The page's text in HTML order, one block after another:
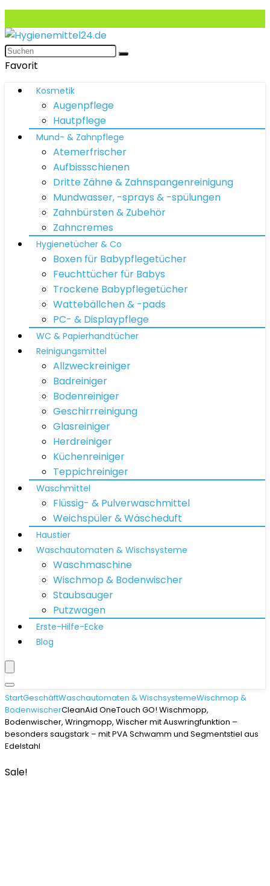
Favorit
Kosmetik
Augenpflege
Hautpflege
Mund- & Zahnpflege
Atemerfrischer
Aufbissschienen
Dritte Zähne & Zahnspangenreinigung
Mundwasser, -sprays & -spülungen
Zahnbürsten & Zubehör
Zahncremes
Hygienetücher & Co
Boxen für Babypflegetücher
Feuchttücher für Babys
Trockene Babypflegetücher
Wattebällchen & -pads
PC- & Displaypflege
WC & Papierhandtücher
Reinigungsmittel
Allzweckreiniger
Badreiniger
Bodenreiniger
Geschirrreinigung
Glasreiniger
Herdreiniger
Küchenreiniger
Teppichreiniger
Waschmittel
Flüssig- & Pulverwaschmittel
Weichspüler & Wäscheduft
Haustier
Waschautomaten & Wischsysteme
Waschmaschine
Wischmop & Bodenwischer
Staubsauger
Putzwagen
Erste-Hilfe-Ecke
Blog
StartGeschäftWaschautomaten & WischsystemeWischmop &
BodenwischerCleanAid OneTouch GO! Wischmopp,
Bodenwischer, Wringmopp, Wischer mit Auswringfunktion –
besonders saugstark – mit PVA Schwamm und Segmentstiel aus
Edelstahl
Sale!